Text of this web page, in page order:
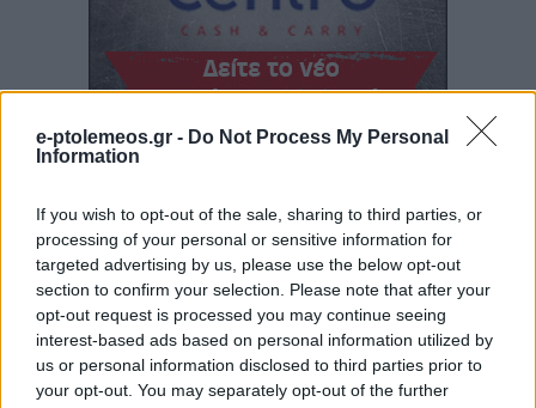
e-ptolemeos.gr - Do Not Process My Personal
Information
If you wish to opt-out of the sale, sharing to third parties, or
processing of your personal or sensitive information for
targeted advertising by us, please use the below opt-out
section to confirm your selection. Please note that after your
opt-out request is processed you may continue seeing
interest-based ads based on personal information utilized by
us or personal information disclosed to third parties prior to
your opt-out. You may separately opt-out of the further